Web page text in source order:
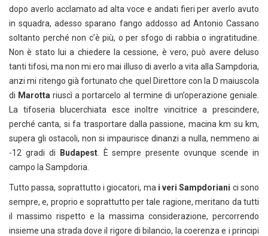
dopo averlo acclamato ad alta voce e andati fieri per averlo avuto
in squadra, adesso sparano fango addosso ad Antonio Cassano
soltanto perché non c’è più, o per sfogo di rabbia o ingratitudine.
Non è stato lui a chiedere la cessione, è vero, può avere deluso
tanti tifosi, ma non mi ero mai illuso di averlo a vita alla Sampdoria,
anzi mi ritengo già fortunato che quel Direttore con la D maiuscola
di Marotta riuscì a portarcelo al termine di un’operazione geniale.
La tifoseria blucerchiata esce inoltre vincitrice a prescindere,
perché canta, si fa trasportare dalla passione, macina km su km,
supera gli ostacoli, non si impaurisce dinanzi a nulla, nemmeno ai
-12 gradi di Budapest. È sempre presente ovunque scende in
campo la Sampdoria.
Tutto passa, soprattutto i giocatori, ma i veri Sampdoriani ci sono
sempre, e, proprio e soprattutto per tale ragione, meritano da tutti
il massimo rispetto e la massima considerazione, percorrendo
insieme una strada dove il rigore di bilancio, la coerenza e i principi